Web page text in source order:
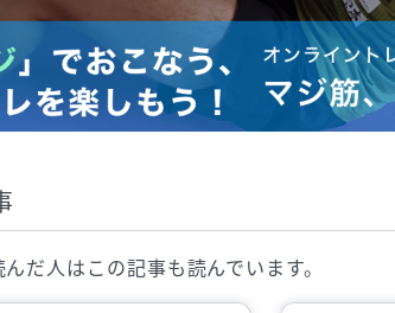
だ人はこの記事も読んでいます。